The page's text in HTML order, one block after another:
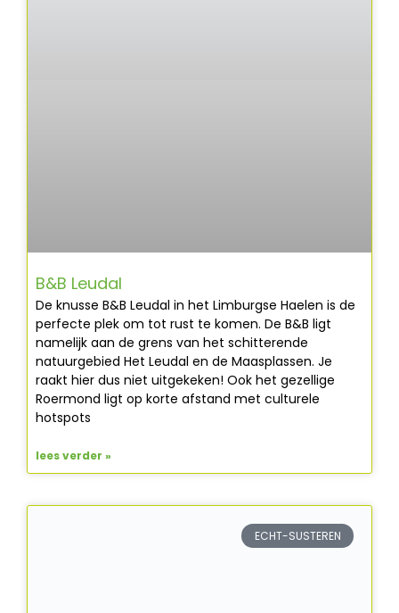
B&B Leudal
De knusse B&B Leudal in het Limburgse Haelen is de
perfecte plek om tot rust te komen. De B&B ligt
namelijk aan de grens van het schitterende
natuurgebied Het Leudal en de Maasplassen. Je
raakt hier dus niet uitgekeken! Ook het gezellige
Roermond ligt op korte afstand met culturele
hotspots
lees verder »
ECHT-SUSTEREN